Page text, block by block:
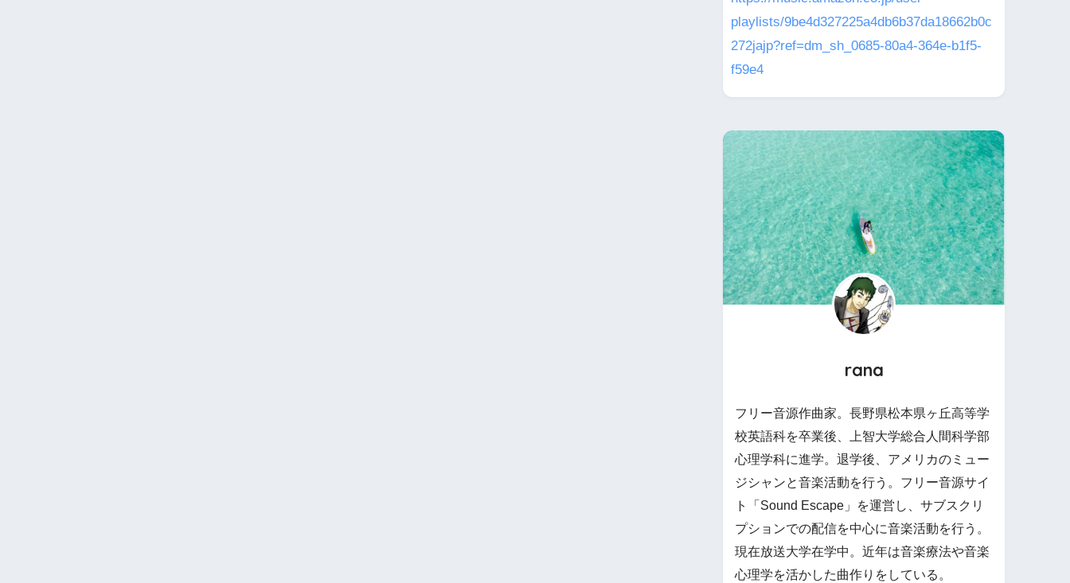
playlists/9be4d327225a4db6b37da18662b0c
272jajp?ref=dm_sh_0685-80a4-364e-b1f5-
f59e4
rana
フリー音源作曲家。長野県松本県ヶ丘高等学
校英語科を卒業後、上智大学総合人間科学部
心理学科に進学。退学後、アメリカのミュー
ジシャンと音楽活動を行う。フリー音源サイ
ト「Sound Escape」を運営し、サブスクリ
プションでの配信を中心に音楽活動を行う。
現在放送大学在学中。近年は音楽療法や音楽
心理学を活かした曲作りをしている。